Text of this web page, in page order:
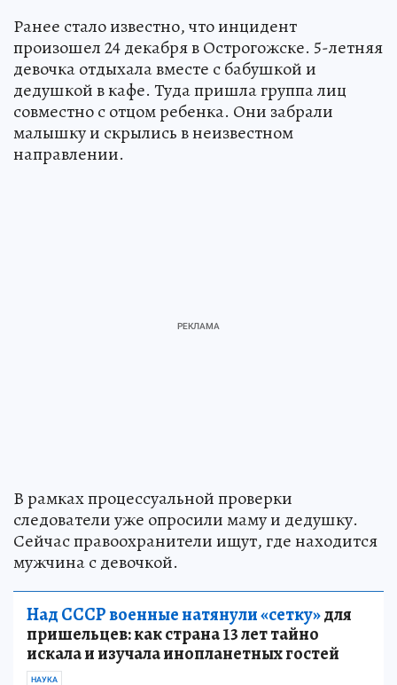
Ранее стало известно, что инцидент
произошел 24 декабря в Острогожске. 5-летняя
девочка отдыхала вместе с бабушкой и
дедушкой в кафе. Туда пришла группа лиц
совместно с отцом ребенка. Они забрали
малышку и скрылись в неизвестном
направлении.
В рамках процессуальной проверки
следователи уже опросили маму и дедушку.
Сейчас правоохранители ищут, где находится
мужчина с девочкой.
Над СССР военные натянули «сетку»для
пришельцев: как страна 13 лет тайно
искала и изучала инопланетных гостей
НАУКА